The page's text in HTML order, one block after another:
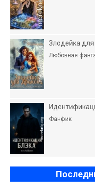
Злодейка для
Любовная
Фанфик